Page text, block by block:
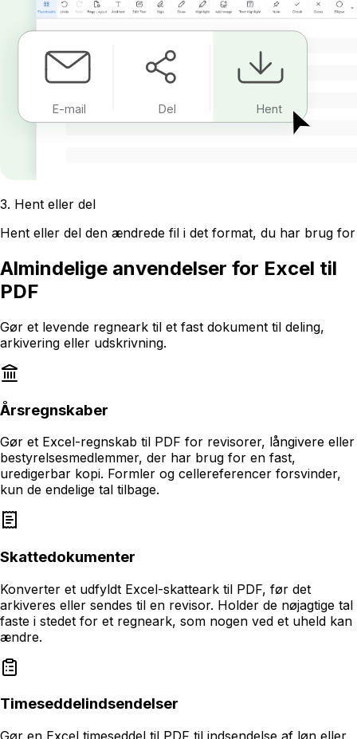
E-mail Del Hent
3. Hent eller del
Hent eller del den ændrede fil i det format, du har brug for
Almindelige anvendelser for Excel til
PDF
Gør et levende regneark til et fast dokument til deling,
arkivering eller udskrivning.
Årsregnskaber
Gør et Excel-regnskab til PDF for revisorer, långivere eller
bestyrelsesmedlemmer, der har brug for en fast,
uredigerbar kopi. Formler og cellereferencer forsvinder,
kun de endelige tal tilbage.
Skattedokumenter
Konverter et udfyldt Excel-skatteark til PDF, før det
arkiveres eller sendes til en revisor. Holder de nøjagtige tal
faste i stedet for et regneark, som nogen ved et uheld kan
ændre.
Timeseddelindsendelser